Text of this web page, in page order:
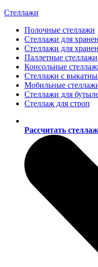
Стеллажи
Полочные стеллажи
Стеллажи для
Стеллажи для
Паллетные стеллажи
Консольные
Стеллажи с
Мобильные
Стеллажи для
Стеллаж для строп
Рассчитать стеллаж